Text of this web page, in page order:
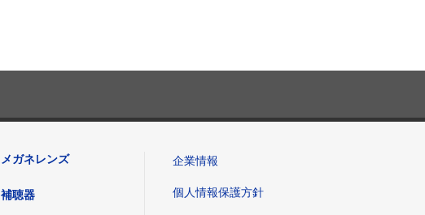
メガネレンズ
補聴器
企業情報
個人情報保護方針